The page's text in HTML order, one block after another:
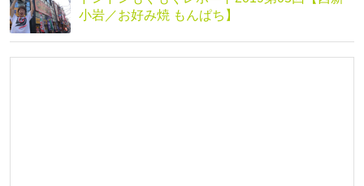
小岩／お好み焼 もんぱち】